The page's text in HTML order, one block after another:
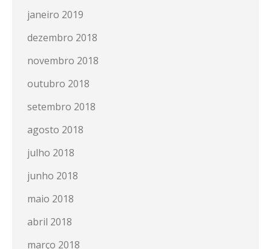
janeiro 2019
dezembro 2018
novembro 2018
outubro 2018
setembro 2018
agosto 2018
julho 2018
junho 2018
maio 2018
abril 2018
março 2018